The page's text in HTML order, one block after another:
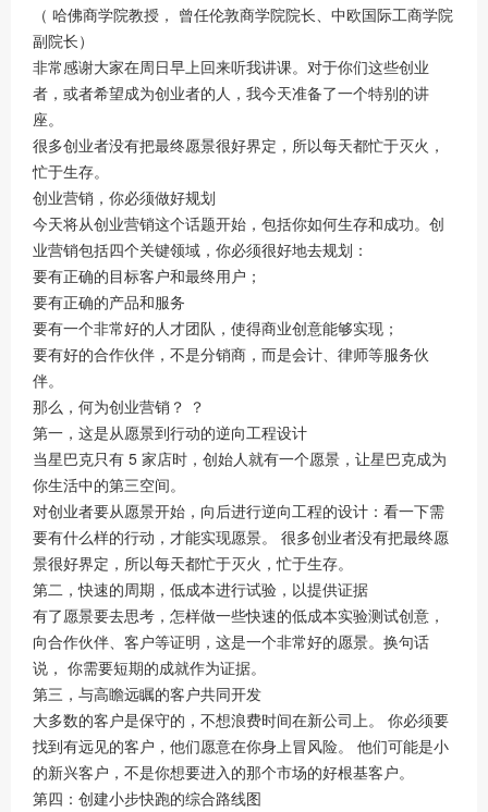
（ 哈佛商学院教授， 曾任伦敦商学院院长、中欧国际工商学院
副院长）
非常感谢大家在周日早上回来听我讲课。对于你们这些创业
者，或者希望成为创业者的人，我今天准备了一个特别的讲
座。
很多创业者没有把最终愿景很好界定，所以每天都忙于灭火，
忙于生存。
创业营销，你必须做好规划
今天将从创业营销这个话题开始，包括你如何生存和成功。创
业营销包括四个关键领域，你必须很好地去规划：
要有正确的目标客户和最终用户；
要有正确的产品和服务
要有一个非常好的人才团队，使得商业创意能够实现；
要有好的合作伙伴，不是分销商，而是会计、律师等服务伙
伴。
那么，何为创业营销？ ？
第一，这是从愿景到行动的逆向工程设计
当星巴克只有 5 家店时，创始人就有一个愿景，让星巴克成为
你生活中的第三空间。
对创业者要从愿景开始，向后进行逆向工程的设计：看一下需
要有什么样的行动，才能实现愿景。 很多创业者没有把最终愿
景很好界定，所以每天都忙于灭火，忙于生存。
第二，快速的周期，低成本进行试验，以提供证据
有了愿景要去思考，怎样做一些快速的低成本实验测试创意，
向合作伙伴、客户等证明，这是一个非常好的愿景。换句话
说， 你需要短期的成就作为证据。
第三，与高瞻远瞩的客户共同开发
大多数的客户是保守的，不想浪费时间在新公司上。 你必须要
找到有远见的客户，他们愿意在你身上冒风险。 他们可能是小
的新兴客户，不是你想要进入的那个市场的好根基客户。
第四：创建小步快跑的综合路线图